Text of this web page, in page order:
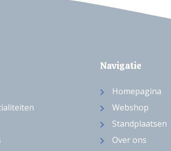
Navigatie
Homepagina
Webshop
Standplaatsen
Over ons